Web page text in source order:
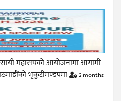
महासंघको आयोजनामा आगामी
भृकुटीमण्डपमा
2 months